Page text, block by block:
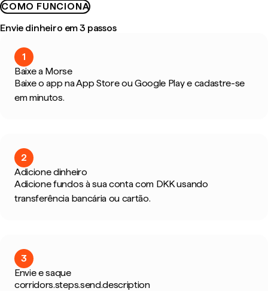
COMO FUNCIONA
Envie dinheiro em 3 passos
1
Baixe a Morse
Baixe o app na App Store ou Google Play e cadastre-se
em minutos.
2
Adicione dinheiro
Adicione fundos à sua conta com DKK usando
transferência bancária ou cartão.
3
Envie e saque
corridors.steps.send.description